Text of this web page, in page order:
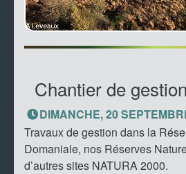
Chantier de
DIMANCHE, 20
Travaux de gestion dans la
Domaniale, nos Réserves
d’autres sites NATURA 2000.